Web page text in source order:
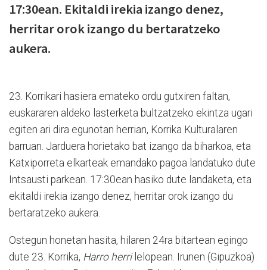
17:30ean. Ekitaldi irekia izango denez,
herritar orok izango du bertaratzeko
aukera.
23. Korrikari hasiera emateko ordu gutxiren faltan,
euskararen aldeko lasterketa bultzatzeko ekintza ugari
egiten ari dira egunotan herrian, Korrika Kulturalaren
barruan. Jarduera horietako bat izango da biharkoa, eta
Katxiporreta elkarteak emandako pagoa landatuko dute
Intsausti parkean. 17:30ean hasiko dute landaketa, eta
ekitaldi irekia izango denez, herritar orok izango du
bertaratzeko aukera.
Ostegun honetan hasita, hilaren 24ra bitartean egingo
dute 23. Korrika, Harro herrilelopean. Irunen (Gipuzkoa)